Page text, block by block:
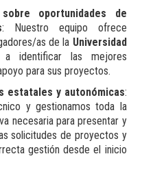
oportunidades de
: Nuestro equipo ofrece
as de la Universidad
a identificar las mejores
para sus proyectos.
estatales y autonómicas:
y gestionamos toda la
necesaria para presentar y
solicitudes de proyectos y
gestión desde el inicio